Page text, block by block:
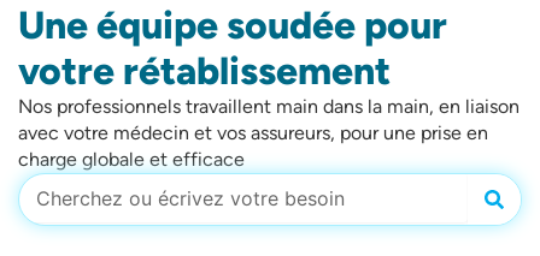
Une équipe soudée pour
votre rétablissement
Nos professionnels travaillent main dans la main, en liaison
avec votre médecin et vos assureurs, pour une prise en
charge globale et efficace
Rechercher